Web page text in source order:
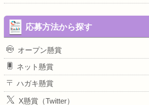
応募方法から探す
オープン懸賞
ネット懸賞
ハガキ懸賞
X懸賞（Twitter）